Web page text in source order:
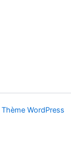
Thème WordPress